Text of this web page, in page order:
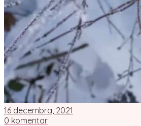
16 decembra, 2021
0 komentar